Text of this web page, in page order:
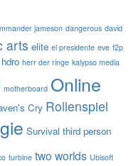
jameson dangerous david
arts elite el presidente eve f2p
hdro herr der ringe kalypso media
motherboard Online
Cry Rollenspiel
Survival third person
turbine two worlds Ubisoft